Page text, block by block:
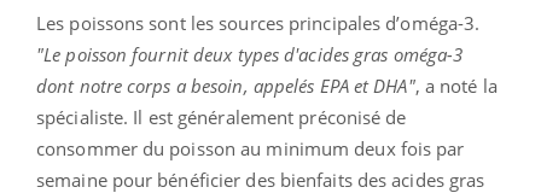
Les poissons sont les sources principales d’oméga-3.
"Le poisson fournit deux types d'acides gras oméga-3
dont notre corps a besoin, appelés EPA et DHA", a noté la
spécialiste. Il est généralement préconisé de
consommer du poisson au minimum deux fois par
semaine pour bénéficier des bienfaits des acides gras